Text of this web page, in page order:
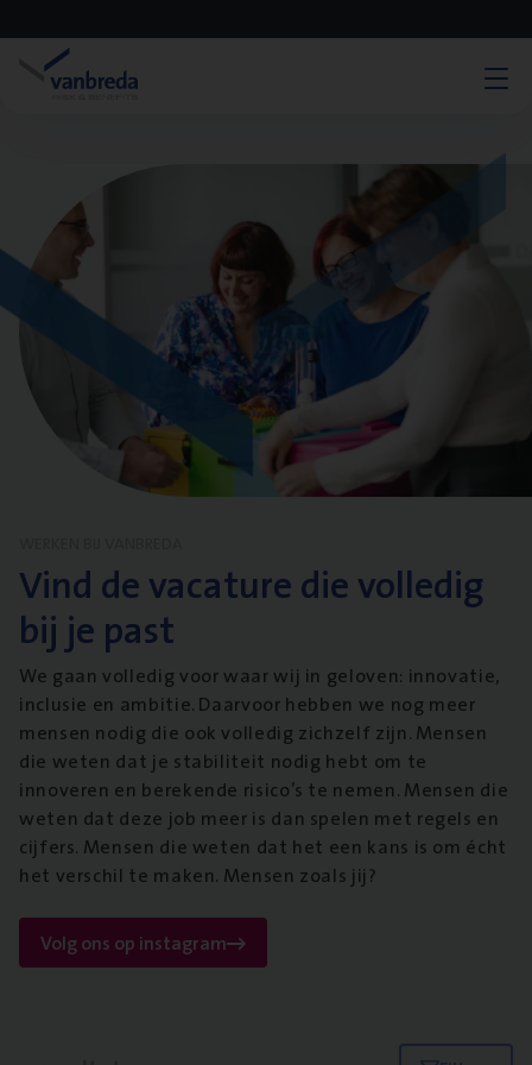
Vind de vacature die volledig
bij je past
We gaan volledig voor waar wij in geloven: innovatie,
inclusie en ambitie. Daarvoor hebben we nog meer
mensen nodig die ook volledig zichzelf zijn. Mensen
die weten dat je stabiliteit nodig hebt om te
innoveren en berekende risico’s te nemen. Mensen die
weten dat deze job meer is dan spelen met regels en
cijfers. Mensen die weten dat het een kans is om écht
het verschil te maken. Mensen zoals jij?
Volg ons op instagram